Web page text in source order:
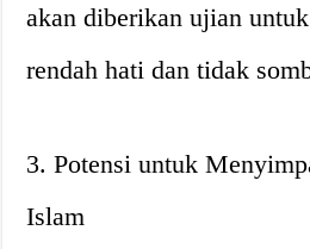
akan diberikan ujian
rendah hati dan tidak
3. Potensi untuk
Islam